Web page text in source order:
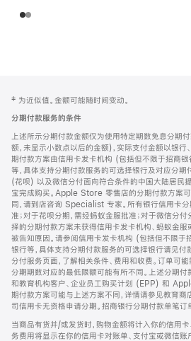
页
页
脚
注
‡ 为近似值。金额可能随时间变动。
分期付款服务的条件
上述所示分期付款金额仅为使用特定期数免息分期
额，未显示小数点以后的金额)，实际支付金额以银行
期付款方案由信用卡发卡机构 (包括但不限于招商银
等，具体支持分期付款服务的可选择银行及对应分期
(花呗) 以及微信分付面向符合条件的中国大陆居民
宝完成购买。Apple Store 零售店的分期付款方案
同，请到店咨询 Specialist 专家。所有银行信用卡
准；对于花呗分期，需经蚂蚁金服批准；对于微信分
择的分期付款方案未获得信用卡发卡机构、蚂蚁金
被告知原因。请参阅信用卡发卡机构 (包括但不限于
银行等，具体支持分期付款服务的可选择银行请见
分付服务页面，了解相关条件、费用和收费。订单可
分期期数对应的最低限额可能有所不同。上述分期付
和教育机构客户、企业员工购买计划 (EPP) 和
期付款方案可能与上述方案不同，详情请参见教育商
司信用卡无资格申请分期。招商银行分期付款单笔
当商品有货并/或发货时，购物金额将计入你的信用卡
务费用将显示在你的信用卡对账单、支付宝或微信账